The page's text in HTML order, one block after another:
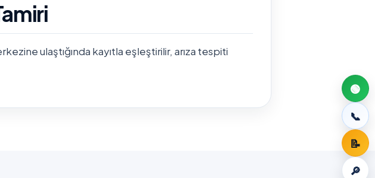
🟢
📞
📝
🔎
ulaştığında kayıtla eşleştirilir, arıza tespiti